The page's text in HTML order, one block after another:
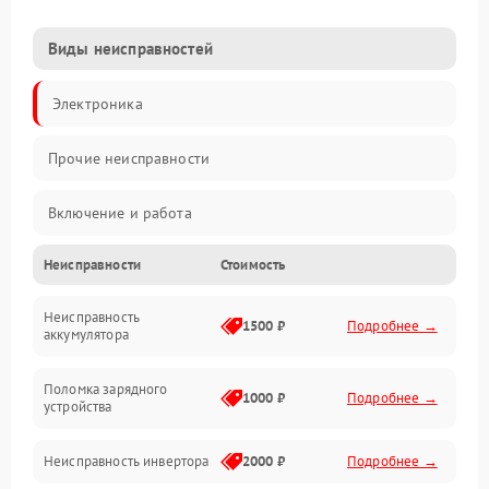
Виды неисправностей
Электроника
Прочие неисправности
Включение и работа
Работа с нагрузкой
Звук и индикация
Неисправности Стоимость
Неисправность
аккумулятора
1500 ₽ Подробнее →
Поломка зарядного
устройства
1000 ₽ Подробнее →
Неисправность инвертора 2000 ₽ Подробнее →